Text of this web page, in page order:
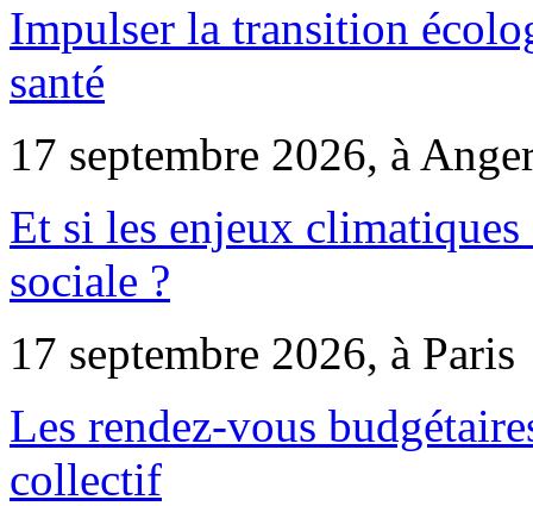
Impulser la transition
santé
17 septembre 2026, à
Et si les enjeux
sociale ?
17 septembre 2026, à Paris
Les rendez-vous
collectif